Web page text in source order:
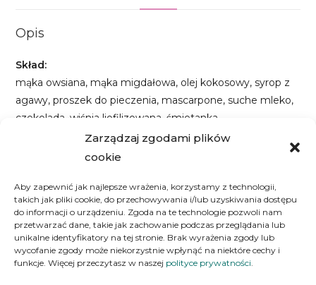
Zarządzaj zgodami plików
cookie
Aby zapewnić jak najlepsze wrażenia, korzystamy z technologii,
takich jak pliki cookie, do przechowywania i/lub uzyskiwania dostępu
do informacji o urządzeniu. Zgoda na te technologie pozwoli nam
przetwarzać dane, takie jak zachowanie podczas przeglądania lub
unikalne identyfikatory na tej stronie. Brak wyrażenia zgody lub
wycofanie zgody może niekorzystnie wpłynąć na niektóre cechy i
funkcje. Więcej przeczytasz w naszej polityce prywatności.
Opis
Skład:
mąka owsiana, mąka migdałowa, olej kokosowy, syrop z
agawy, proszek do pieczenia, mascarpone, suche mleko,
czekolada, wiśnia liofilizowana, śmietanka.
|Tłuszcze: 38,9 g
Informacja o alergenach – Produkt może zawierać
gluten, jaja, orzeszki ziemne, orzechy, soja, mleko, sezam,
kakao.